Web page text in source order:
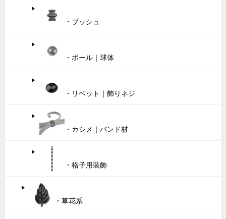
・ブッシュ
・ボール｜球体
・リベット｜飾りネジ
・カシメ｜バンド材
・格子用装飾
・草花系